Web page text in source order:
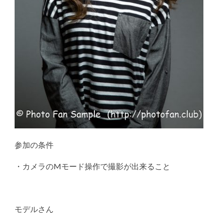
参加の条件
・カメラのMモード操作で撮影が出来ること
モデルさん